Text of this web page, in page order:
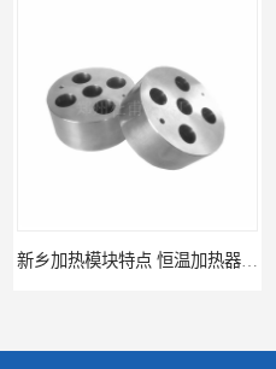
新乡加热模块特点 恒温加热器 杜甫仪器